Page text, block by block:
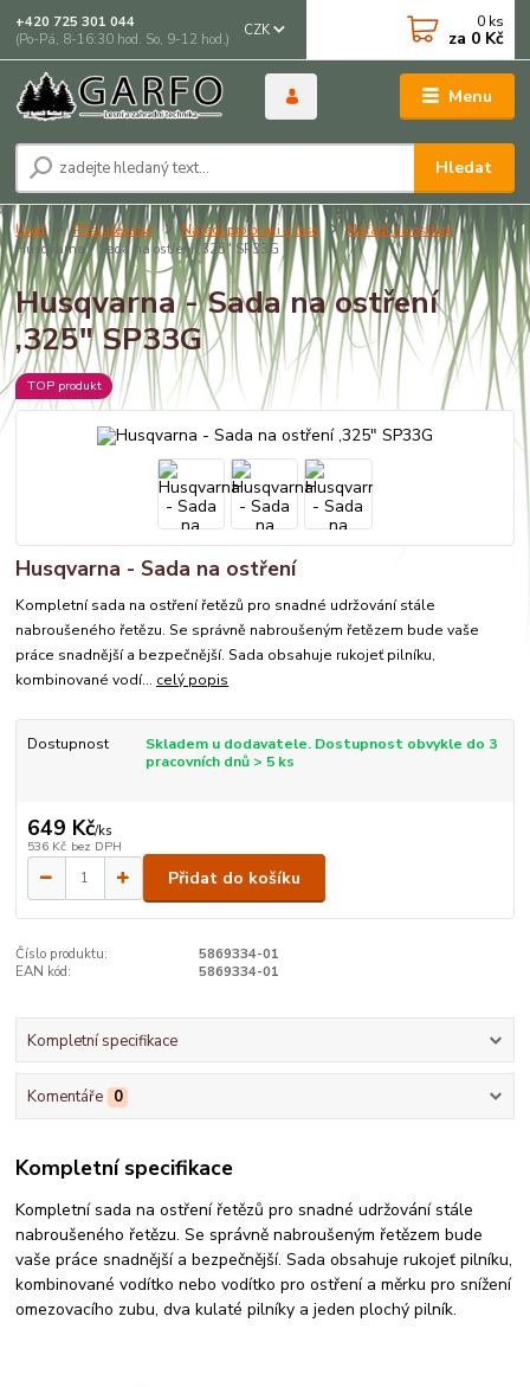
Menu
CZK
Hledat
+420 725 301 044
(Po-Pá, 8-16:30 hod. So, 9-12 hod.)
0 ks
za 0 Kč
Úvod Příslušenství Nářadí pro práci v lese
Nářadí na ostření
Husqvarna - Sada na ostření ,325" SP33G
Husqvarna - Sada na ostření
,325" SP33G
TOP produkt
Husqvarna - Sada na ostření
Kompletní sada na ostření řetězů pro snadné udržování stále
nabroušeného řetězu. Se správně nabroušeným řetězem bude vaše
práce snadnější a bezpečnější. Sada obsahuje rukojeť pilníku,
kombinované vodí... celý popis
Dostupnost
Skladem u dodavatele. Dostupnost obvykle do 3
pracovních dnů > 5 ks
649 Kč/ks
536 Kč bez DPH
Přidat do košíku
Číslo produktu:
5869334-01
EAN kód:
5869334-01
Kompletní specifikace
Komentáře 0
Kompletní specifikace
Kompletní sada na ostření řetězů pro snadné udržování stále
nabroušeného řetězu. Se správně nabroušeným řetězem bude
vaše práce snadnější a bezpečnější. Sada obsahuje rukojeť pilníku,
kombinované vodítko nebo vodítko pro ostření a měrku pro snížení
omezovacího zubu, dva kulaté pilníky a jeden plochý pilník.